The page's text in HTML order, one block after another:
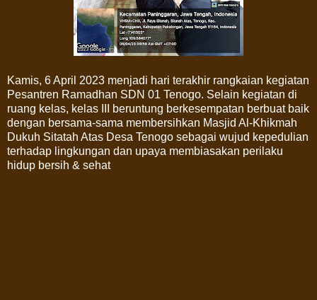
Kamis, 6 April 2023 menjadi hari terakhir rangkaian kegiatan
Pesantren Ramadhan SDN 01 Tenogo. Selain kegiatan di
ruang kelas, kelas III beruntung berkesempatan berbuat baik
dengan bersama-sama membersihkan Masjid Al-Khikmah
Dukuh Sitatah Atas Desa Tenogo sebagai wujud kepedulian
terhadap lingkungan dan upaya membiasakan perilaku
hidup bersih & sehat